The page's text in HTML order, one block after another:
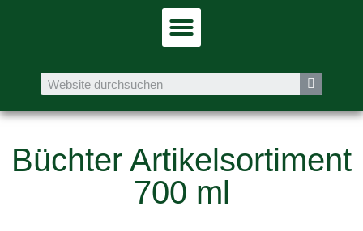
Büchter Artikelsortiment
700 ml